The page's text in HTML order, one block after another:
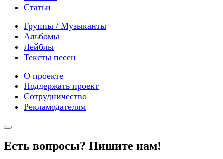
Статьи
Группы / Музыканты
Альбомы
Лейблы
Тексты песен
О проекте
Поддержать проект
Сотрудничество
Рекламодателям
Есть вопросы? Пишите нам!